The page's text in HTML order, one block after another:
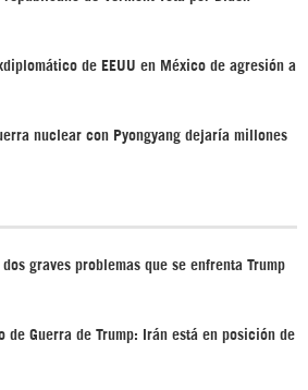
de EEUU en México de agresión a
nuclear con Pyongyang dejaría millones
dos graves problemas que se enfrenta Trump
de Guerra de Trump: Irán está en posición de